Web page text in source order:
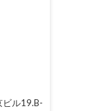
ル19.B-